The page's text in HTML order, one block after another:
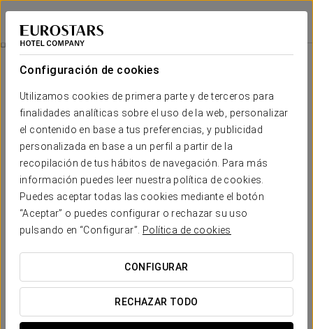
Configuración de cookies
Utilizamos cookies de primera parte y de terceros para
finalidades analíticas sobre el uso de la web, personalizar
el contenido en base a tus preferencias, y publicidad
personalizada en base a un perfil a partir de la
recopilación de tus hábitos de navegación. Para más
información puedes leer nuestra política de cookies.
Puedes aceptar todas las cookies mediante el botón
“Aceptar” o puedes configurar o rechazar su uso
pulsando en “Configurar”.
Política de cookies
CONFIGURAR
RECHAZAR TODO
Eurostars Centrum Alicante
ALICANTE
Wellness
Masajes